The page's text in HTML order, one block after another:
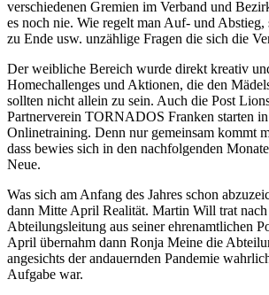
verschiedenen Gremien im Verband und
es noch nie. Wie regelt man Auf- und Abstieg,
zu Ende usw. unzählige Fragen die sich die
Der weibliche Bereich wurde direkt kreativ
Homechallenges und Aktionen, die den
sollten nicht allein zu sein. Auch die Post
Partnerverein TORNADOS Franken starten
Onlinetraining. Denn nur gemeinsam kommt
dass bewies sich in den nachfolgenden
Neue.
Was sich am Anfang des Jahres schon
dann Mitte April Realität. Martin Will trat nach
Abteilungsleitung aus seiner ehrenamtlichen
April übernahm dann Ronja Meine die
angesichts der andauernden Pandemie
Aufgabe war.